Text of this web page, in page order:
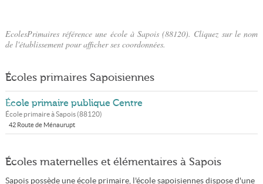
EcolesPrimaires référence une école à Sapois (88120). Cliquez sur le nom
de l'établissement pour afficher ses coordonnées.
Écoles primaires Sapoisiennes
École primaire publique Centre
École primaire àSapois(88120)
42 Route de Ménaurupt
Écoles maternelles et élémentaires à Sapois
Sapois possède une école primaire, l'école sapoisiennes dispose d'une